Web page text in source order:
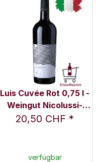
Luis Cuvée Rot 0,75 l -
Weingut Nicolussi-
Leck
20,50 CHF *
verfügbar